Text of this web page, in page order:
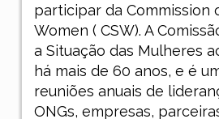
participar da Commission
Women ( CSW). A
a Situação das Mulheres
há mais de 60 anos, e é
reuniões anuais de
ONGs, empresas,